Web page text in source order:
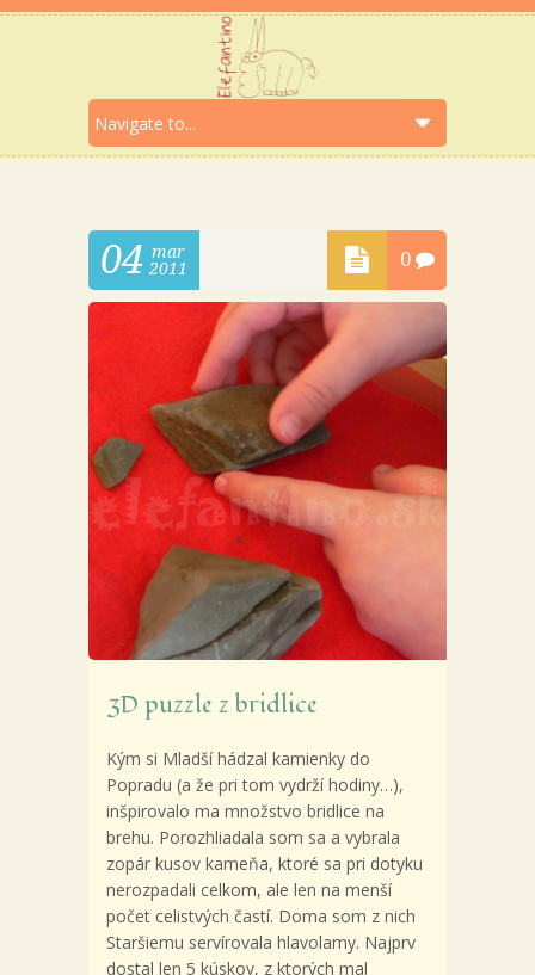
04 mar
2011
0
3D puzzle z bridlice
Kým si Mladší hádzal kamienky do
Popradu (a že pri tom vydrží hodiny…),
inšpirovalo ma množstvo bridlice na
brehu. Porozhliadala som sa a vybrala
zopár kusov kameňa, ktoré sa pri dotyku
nerozpadali celkom, ale len na menší
počet celistvých častí. Doma som z nich
Staršiemu servírovala hlavolamy. Najprv
dostal len 5 kúskov, z ktorých mal